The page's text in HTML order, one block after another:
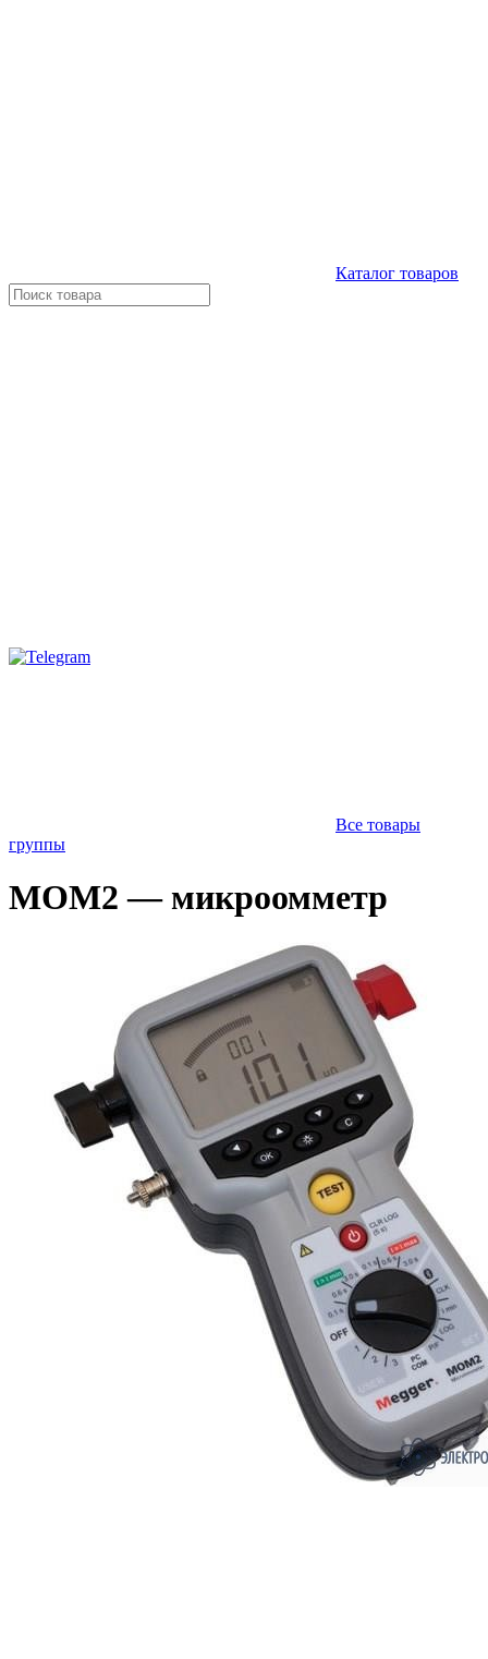
Каталог товаров
Все товары
группы
MOM2 — микроомметр